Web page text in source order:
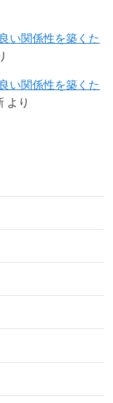
い関係性を築くた
い関係性を築くた
より